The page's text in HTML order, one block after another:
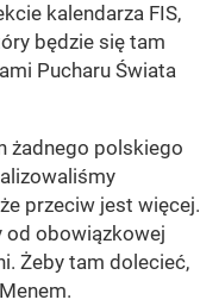
kalendarza FIS,
będzie się tam
Pucharu Świata
żadnego polskiego
przeciw jest więcej.
od obowiązkowej
Żeby tam dolecieć,